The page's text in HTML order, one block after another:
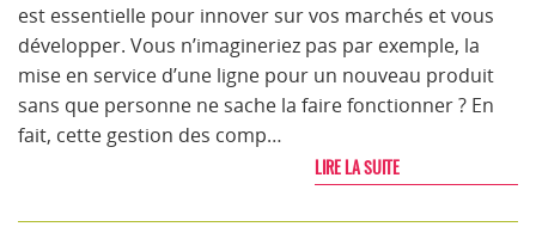
est essentielle pour innover sur vos marchés et vous
développer. Vous n’imagineriez pas par exemple, la
mise en service d’une ligne pour un nouveau produit
sans que personne ne sache la faire fonctionner ? En
fait, cette gestion des comp…
LIRE LA SUITE